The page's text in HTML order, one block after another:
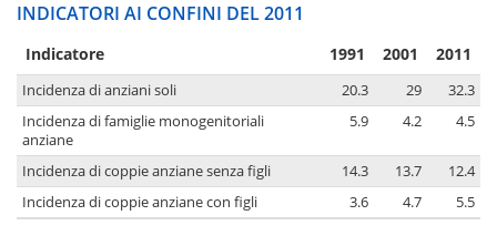
INDICATORI AI CONFINI DEL 2011
Indicatore 1991 2001 2011
Incidenza di anziani soli 20.3 29
32.3
Incidenza di famiglie monogenitoriali
anziane
5.9 4.2 4.5
Incidenza di coppie anziane senza figli 14.3 13.7
12.4
Incidenza di coppie anziane con figli
3.6 4.7 5.5